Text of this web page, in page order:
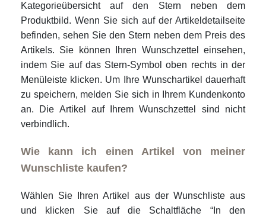
Kategorieübersicht auf den Stern neben dem
Produktbild. Wenn Sie sich auf der Artikeldetailseite
befinden, sehen Sie den Stern neben dem Preis des
Artikels. Sie können Ihren Wunschzettel einsehen,
indem Sie auf das Stern-Symbol oben rechts in der
Menüleiste klicken. Um Ihre Wunschartikel dauerhaft
zu speichern, melden Sie sich in Ihrem Kundenkonto
an. Die Artikel auf Ihrem Wunschzettel sind nicht
verbindlich.
Wie kann ich einen Artikel von meiner
Wunschliste kaufen?
Wählen Sie Ihren Artikel aus der Wunschliste aus
und klicken Sie auf die Schaltfläche “In den